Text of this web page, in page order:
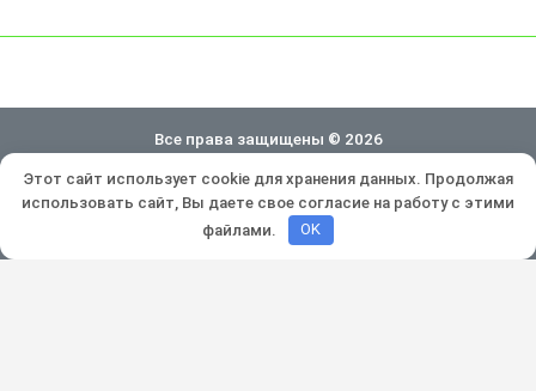
Все права защищены © 2026
Политика конфиденциальности
Разработка и продвижение:
Этот сайт использует cookie для хранения данных. Продолжая
использовать сайт, Вы даете свое согласие на работу с этими
файлами.
OK